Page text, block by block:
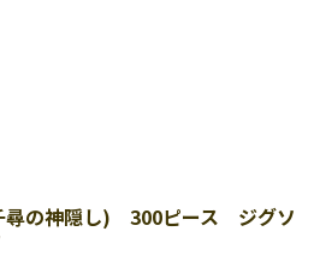
の神隠し) 300ピース ジグソ